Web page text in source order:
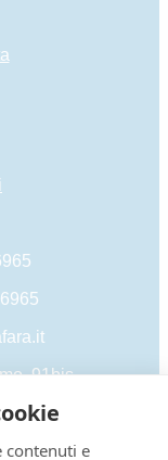
contenuti e
91bis –